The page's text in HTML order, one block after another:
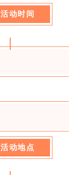
活动时间
活动地点